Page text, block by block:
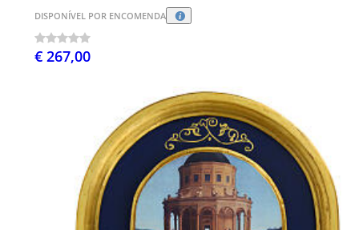
DISPONÍVEL POR ENCOMENDA
€ 267,00